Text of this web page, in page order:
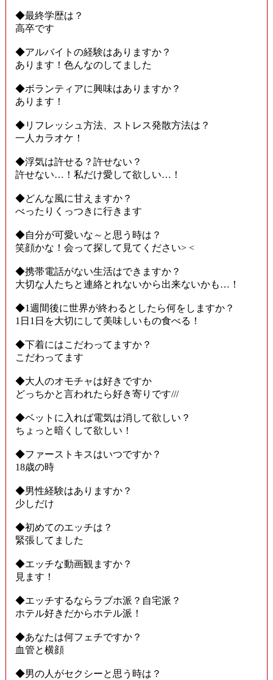
◆最終学歴は？
高卒です
◆アルバイトの経験はありますか？
あります！色んなのしてました
◆ボランティアに興味はありますか？
あります！
◆リフレッシュ方法、ストレス発散方法は？
一人カラオケ！
◆浮気は許せる？許せない？
許せない…！私だけ愛して欲しい…！
◆どんな風に甘えますか？
べったりくっつきに行きます
◆自分が可愛いな～と思う時は？
笑顔かな！会って探して見てください> <
◆携帯電話がない生活はできますか？
大切な人たちと連絡とれないから出来ないかも…！
◆1週間後に世界が終わるとしたら何をしますか？
1日1日を大切にして美味しいもの食べる！
◆下着にはこだわってますか？
こだわってます
◆大人のオモチャは好きですか
どっちかと言われたら好き寄りです///
◆ベットに入れば電気は消して欲しい？
ちょっと暗くして欲しい！
◆ファーストキスはいつですか？
18歳の時
◆男性経験はありますか？
少しだけ
◆初めてのエッチは？
緊張してました
◆エッチな動画観ますか？
見ます！
◆エッチするならラブホ派？自宅派？
ホテル好きだからホテル派！
◆あなたは何フェチですか？
血管と横顔
◆男の人がセクシーと思う時は？